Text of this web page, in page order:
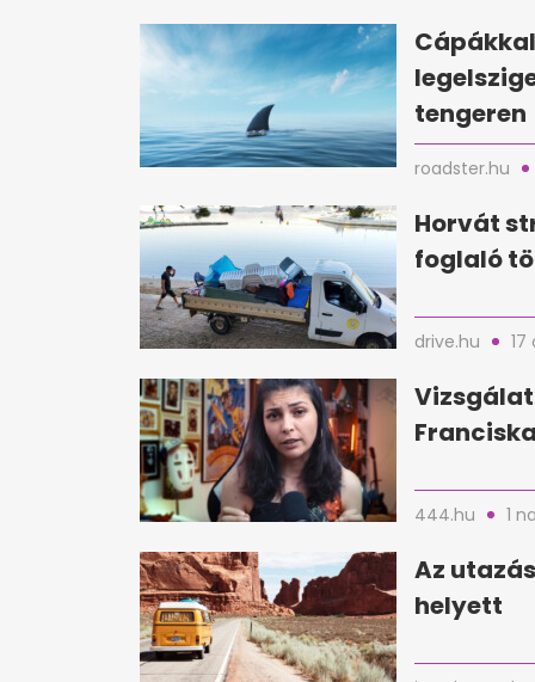
tengeren
roadster.hu
Horvát
foglaló
drive.hu 17
Vizsgálat
444.hu 1
Az
helyett